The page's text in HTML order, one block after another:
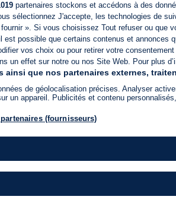
partenaires stockons et accédons à des
sélectionnez J'accepte, les technologies de
fournir ». Si vous choisissez Tout refuser ou
est possible que certains contenus et annonces
vos choix ou pour retirer votre
un effet sur notre ou nos Site Web. Pour plus
ainsi que nos partenaires externes,
de géolocalisation précises. Analyser
un appareil. Publicités et contenu
(fournisseurs)